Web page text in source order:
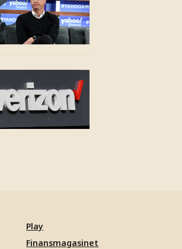
Play
Finansmagasinet